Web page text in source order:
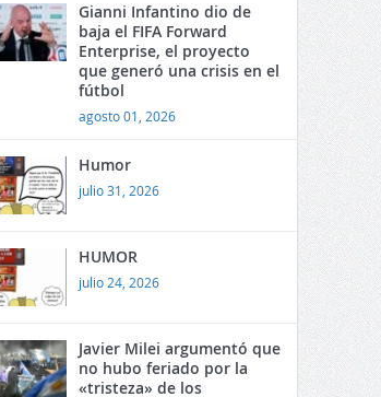
Gianni Infantino dio de
baja el FIFA Forward
Enterprise, el proyecto
que generó una crisis en el
fútbol
agosto 01, 2026
Humor
julio 31, 2026
HUMOR
julio 24, 2026
Javier Milei argumentó que
no hubo feriado por la
«tristeza» de los